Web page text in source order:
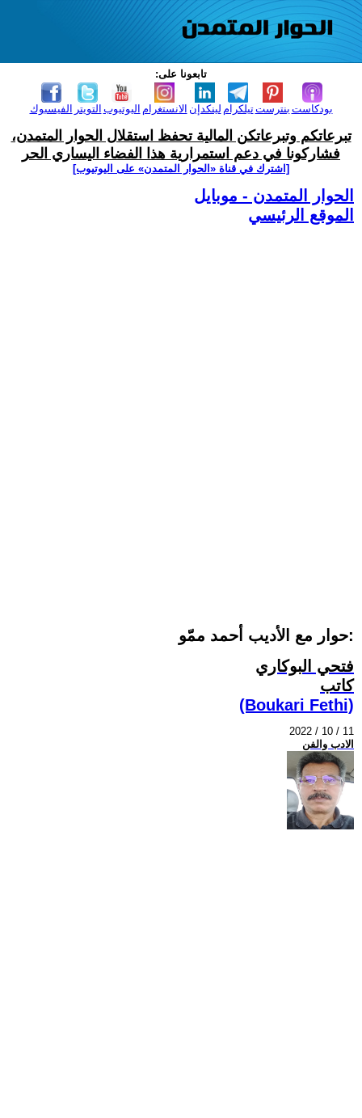
تابعونا على:
الفيسبوك التويتر اليوتيوب الانستغرام لينكدإن تيلكرامبنترست بودكاست
تبرعاتكم وتبرعاتكن المالية تحفظ استقلال الحوار المتمدن،
فشاركونا في دعم استمرارية هذا الفضاء اليساري الحر
[اشترك في قناة ‫«الحوار المتمدن» على اليوتيوب]
الحوار المتمدن - موبايل
الموقع الرئيسي
حوار مع الأديب أحمد ممّو:
فتحي البوكاري
كاتب
(Boukari Fethi)
2022 / 10 / 11
الادب والفن